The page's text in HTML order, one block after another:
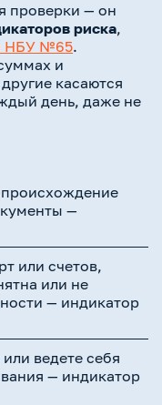
проверки — он
риска,
НБУ №65.
и
касаются
день, даже не
происхождение
—
или счетов,
или не
— индикатор
ведете себя
— индикатор